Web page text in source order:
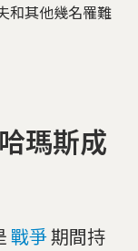
和其他幾名罹難
瑪斯成
戰爭期間持